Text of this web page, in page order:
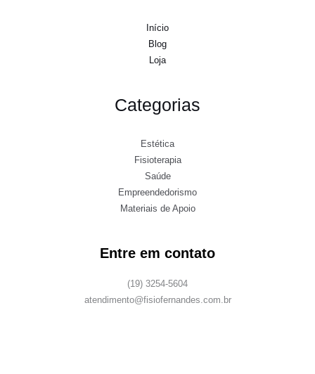
Início
Blog
Loja
Categorias
Estética
Fisioterapia
Saúde
Empreendedorismo
Materiais de Apoio
Entre em contato
(19) 3254-5604
atendimento@fisiofernandes.com.br